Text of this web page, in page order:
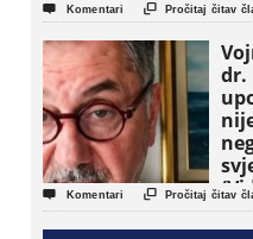
 Komentari  Pročitaj čitav
dr.
 Komentari  Pročitaj čitav